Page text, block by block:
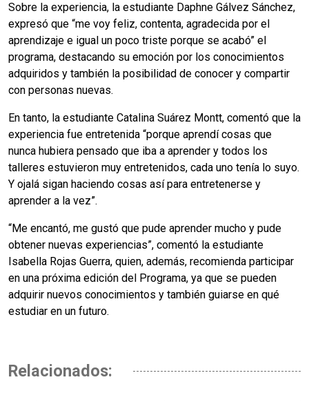
Sobre la experiencia, la estudiante Daphne Gálvez Sánchez,
expresó que “me voy feliz, contenta, agradecida por el
aprendizaje e igual un poco triste porque se acabó” el
programa, destacando su emoción por los conocimientos
adquiridos y también la posibilidad de conocer y compartir
con personas nuevas.
En tanto, la estudiante Catalina Suárez Montt, comentó que la
experiencia fue entretenida “porque aprendí cosas que
nunca hubiera pensado que iba a aprender y todos los
talleres estuvieron muy entretenidos, cada uno tenía lo suyo.
Y ojalá sigan haciendo cosas así para entretenerse y
aprender a la vez”.
“Me encantó, me gustó que pude aprender mucho y pude
obtener nuevas experiencias”, comentó la estudiante
Isabella Rojas Guerra, quien, además, recomienda participar
en una próxima edición del Programa, ya que se pueden
adquirir nuevos conocimientos y también guiarse en qué
estudiar en un futuro.
Relacionados: